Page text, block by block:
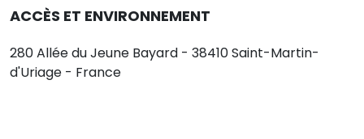
ACCÈS ET ENVIRONNEMENT
280 Allée du Jeune Bayard - 38410 Saint-Martin-
d'Uriage - France